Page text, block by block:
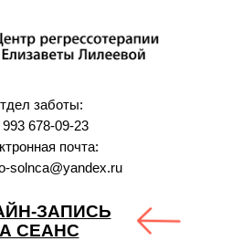
заботы:
678‑09‑23
почта:
solnca@yandex.ru
ЗАПИСЬ
СЕАНС